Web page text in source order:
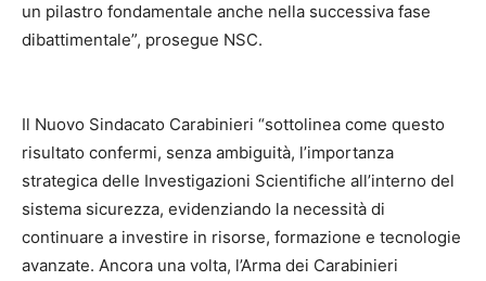
un pilastro fondamentale anche nella successiva fase
dibattimentale”, prosegue NSC.
Il Nuovo Sindacato Carabinieri “sottolinea come questo
risultato confermi, senza ambiguità, l’importanza
strategica delle Investigazioni Scientifiche all’interno del
sistema sicurezza, evidenziando la necessità di
continuare a investire in risorse, formazione e tecnologie
avanzate. Ancora una volta, l’Arma dei Carabinieri